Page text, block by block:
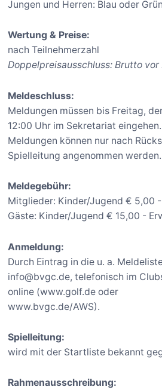
Jungen und Herren: Blau oder Grün
Wertung & Preise:
nach Teilnehmerzahl
Doppelpreisausschluss: Brutto
Meldeschluss:
Meldungen müssen bis Freitag,
12:00 Uhr im Sekretariat
Meldungen können nur nach
Spielleitung angenommen werden.
Meldegebühr:
Mitglieder: Kinder/Jugend € 5,00
Gäste: Kinder/Jugend € 15,00 -
Anmeldung:
Durch Eintrag in die u. a.
info@bvgc.de, telefonisch im
online (www.golf.de oder
www.bvgc.de/AWS).
Spielleitung:
wird mit der Startliste bekannt
Rahmenausschreibung: